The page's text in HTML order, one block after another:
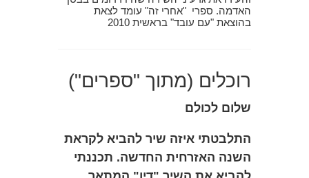
האדמה. ספרי "אחרי זה" עומד לצאת
בהוצאת "עם עובד" בראשית 2010
רוכלים (מתוך "ספרים")
שלום לכולם
התלבטתי איזה שיר להביא לקראת
השנה האזרחית החדשה. תכננתי